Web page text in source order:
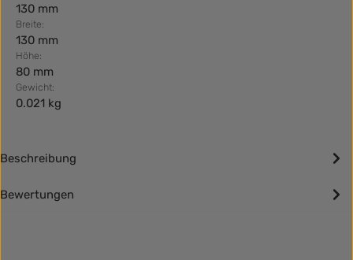
130 mm
Breite:
130 mm
Höhe:
80 mm
Gewicht:
0.021 kg
Beschreibung
Bewertungen